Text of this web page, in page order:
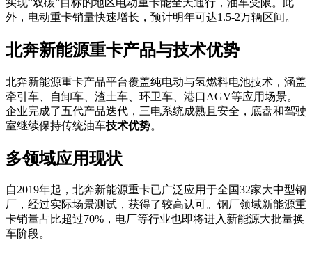
外，电动重卡销量快速增长，预计明年可达1.5-2万辆区间。
北奔新能源重卡产品与技术优势
北奔新能源重卡产品平台覆盖纯电动与氢燃料电池技术，涵盖
牵引车、自卸车、渣土车、环卫车、港口AGV等应用场景。
企业完成了五代产品迭代，三电系统成熟且安全，底盘和驾驶
室继续保持传统油车技术优势。
多领域应用现状
自2019年起，北奔新能源重卡已广泛应用于全国32家大中型钢
厂，经过实际场景测试，获得了较高认可。钢厂领域新能源重
卡销量占比超过70%，电厂等行业也即将进入新能源大批量换
车阶段。